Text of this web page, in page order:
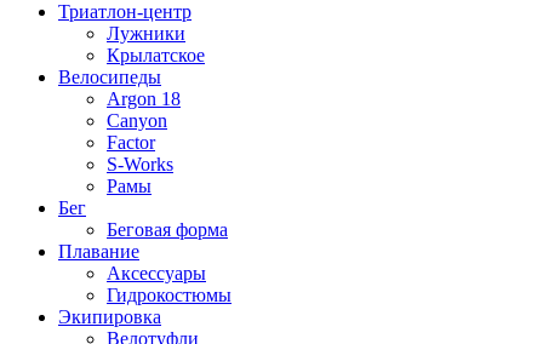
Триатлон-центр
Лужники
Крылатское
Велосипеды
Argon 18
Canyon
Factor
S-Works
Рамы
Бег
Беговая форма
Плавание
Аксессуары
Гидрокостюмы
Экипировка
Велотуфли